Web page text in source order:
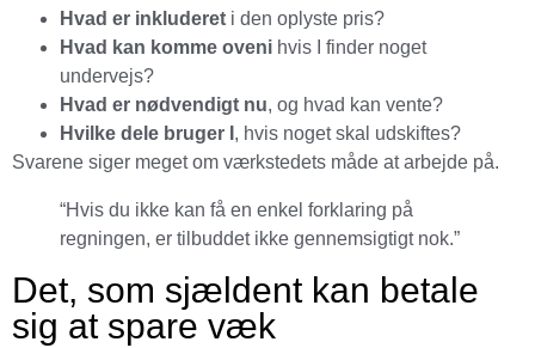
Hvad er inkluderet i den oplyste pris?
Hvad kan komme oveni hvis I finder noget
undervejs?
Hvad er nødvendigt nu, og hvad kan vente?
Hvilke dele bruger I , hvis noget skal udskiftes?
Svarene siger meget om værkstedets måde at arbejde på.
“Hvis du ikke kan få en enkel forklaring på
regningen, er tilbuddet ikke gennemsigtigt nok.”
Det, som sjældent kan betale
sig at spare væk